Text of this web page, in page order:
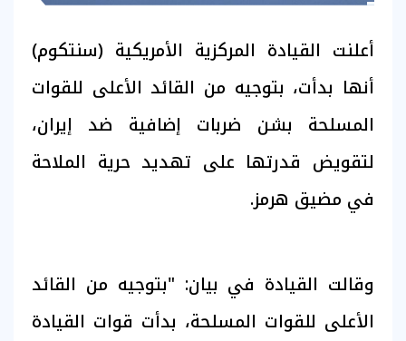
أعلنت القيادة المركزية الأمريكية (سنتكوم)
أنها بدأت، بتوجيه من القائد الأعلى للقوات
المسلحة بشن ضربات إضافية ضد إيران،
لتقويض قدرتها على تهديد حرية الملاحة
في مضيق هرمز.
وقالت القيادة في بيان: "بتوجيه من القائد
الأعلى للقوات المسلحة، بدأت قوات القيادة